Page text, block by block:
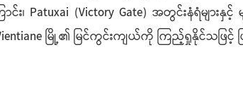
ာင်း၊ Patuxai (Victory Gate) အတွင်းနံရံမ
မြို့၏ မြင်ကွင်းကျယ်ကို ကြည့်ရှုနိုင်သ